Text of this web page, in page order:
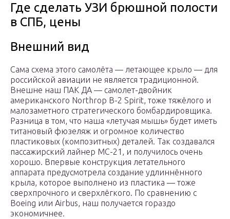
Где сделать УЗИ брюшной полости
в СПБ, цены
Внешний вид
Сама схема этого самолёта — летающее крыло — для
российской авиации не является традиционной.
Внешне наш ПАК ДА — самолет-двойник
американского Northrop B-2 Spirit, тоже тяжёлого и
малозаметного стратегического бомбардировщика.
Разница в том, что наша «летучая мышь» будет иметь
титановый фюзеляж и огромное количество
пластиковых (композитных) деталей. Так создавался
пассажирский лайнер МС-21, и получилось очень
хорошо. Впервые конструкция летательного
аппарата предусмотрела создание удлиннённого
крыла, которое выполнено из пластика — тоже
сверхпрочного и сверхлёгкого. По сравнению с
Boeing или Airbus, наш получается гораздо
экономичнее.